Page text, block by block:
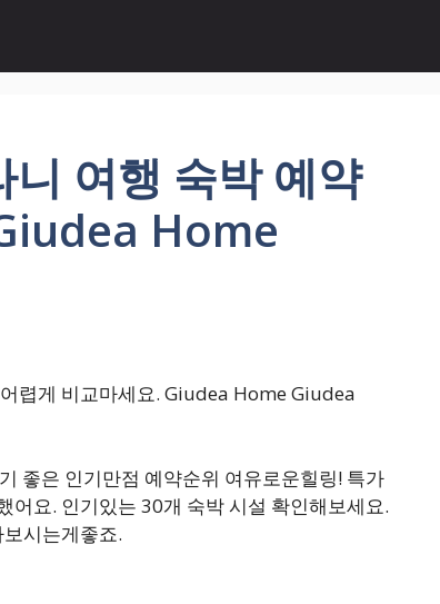
여행 숙박 예약
Home
렵게 비교마세요. Giudea Home Giudea
좋은 인기만점 예약순위 여유로운힐링! 특가
어요. 인기있는 30개 숙박 시설 확인해보세요.
시는게좋죠.